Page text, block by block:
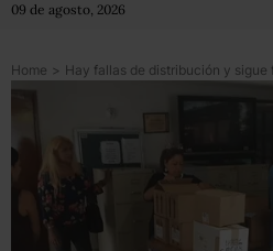
09 de agosto, 2026
Home >